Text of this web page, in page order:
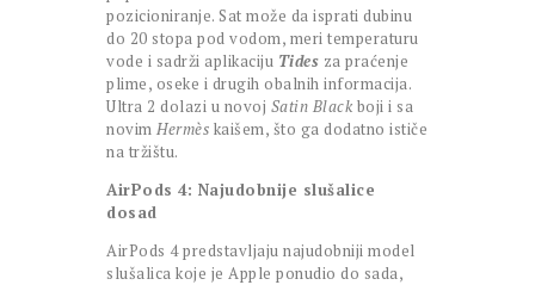
pozicioniranje. Sat može da isprati dubinu
do 20 stopa pod vodom, meri temperaturu
vode i sadrži aplikaciju Tides za praćenje
plime, oseke i drugih obalnih informacija.
Ultra 2 dolazi u novoj Satin Black boji i sa
novim Hermès kaišem, što ga dodatno ističe
na tržištu.
AirPods 4: Najudobnije slušalice
dosad
AirPods 4 predstavljaju najudobniji model
slušalica koje je Apple ponudio do sada,